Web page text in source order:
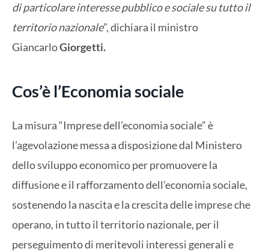
di particolare interesse pubblico e sociale su tutto il
territorio nazionale”, dichiara il ministro
GiancarloGiorgetti.
Cos’è l’Economia sociale
La misura “Imprese dell’economia sociale” è
l’agevolazione messa a disposizione dal Ministero
dello sviluppo economico per promuovere la
diffusione e il rafforzamento dell’economia sociale,
sostenendo la nascita e la crescita delle imprese che
operano, in tutto il territorio nazionale, per il
perseguimento di meritevoli interessi generali e